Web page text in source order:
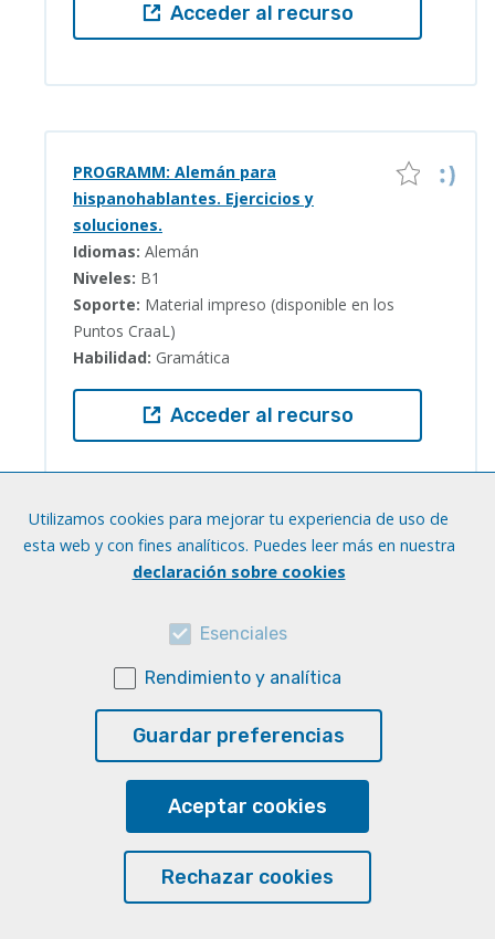
Acceder al recurso
PROGRAMM: Alemán para
hispanohablantes. Ejercicios y
soluciones.
Idiomas: Alemán
Niveles: B1
Soporte: Material impreso (disponible en los
Puntos CraaL)
Habilidad: Gramática
Acceder al recurso
PROGRAMM: Alemán para
A2
Soporte:Material impreso (disponible en los
Puntos CraaL)
Habilidad:Gramática
Acceder al recurso
Utilizamos cookies para mejorar tu experiencia de uso de
esta web y con fines analíticos. Puedes leer más en nuestra
declaración sobre cookies
Esenciales
Rendimiento y analítica
Guardar preferencias
Aceptar cookies
Rechazar cookies